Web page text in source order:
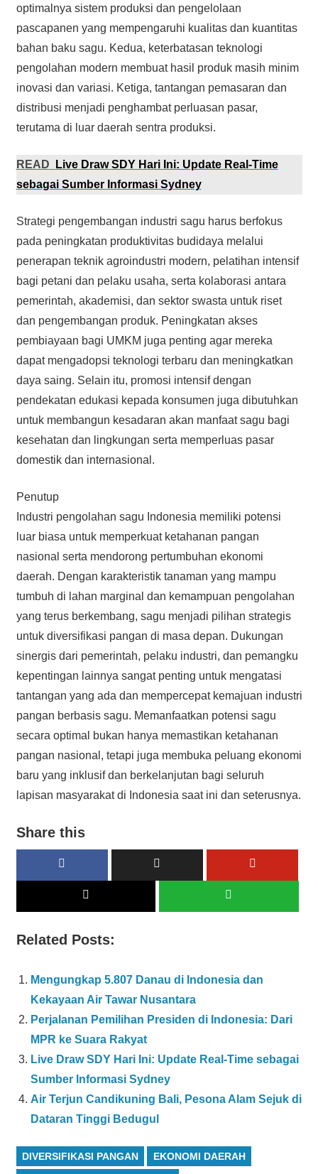
optimalnya sistem produksi dan pengelolaan
pascapanen yang mempengaruhi kualitas dan kuantitas
bahan baku sagu. Kedua, keterbatasan teknologi
pengolahan modern membuat hasil produk masih minim
inovasi dan variasi. Ketiga, tantangan pemasaran dan
distribusi menjadi penghambat perluasan pasar,
terutama di luar daerah sentra produksi.
READ
Live Draw SDY Hari Ini: Update Real-Time
sebagai Sumber Informasi Sydney
Strategi pengembangan industri sagu harus berfokus
pada peningkatan produktivitas budidaya melalui
penerapan teknik agroindustri modern, pelatihan intensif
bagi petani dan pelaku usaha, serta kolaborasi antara
pemerintah, akademisi, dan sektor swasta untuk riset
dan pengembangan produk. Peningkatan akses
pembiayaan bagi UMKM juga penting agar mereka
dapat mengadopsi teknologi terbaru dan meningkatkan
daya saing. Selain itu, promosi intensif dengan
pendekatan edukasi kepada konsumen juga dibutuhkan
untuk membangun kesadaran akan manfaat sagu bagi
kesehatan dan lingkungan serta memperluas pasar
domestik dan internasional.
Penutup
Industri pengolahan sagu Indonesia memiliki potensi
luar biasa untuk memperkuat ketahanan pangan
nasional serta mendorong pertumbuhan ekonomi
daerah. Dengan karakteristik tanaman yang mampu
tumbuh di lahan marginal dan kemampuan pengolahan
yang terus berkembang, sagu menjadi pilihan strategis
untuk diversifikasi pangan di masa depan. Dukungan
sinergis dari pemerintah, pelaku industri, dan pemangku
kepentingan lainnya sangat penting untuk mengatasi
tantangan yang ada dan mempercepat kemajuan industri
pangan berbasis sagu. Memanfaatkan potensi sagu
secara optimal bukan hanya memastikan ketahanan
pangan nasional, tetapi juga membuka peluang ekonomi
baru yang inklusif dan berkelanjutan bagi seluruh
lapisan masyarakat di Indonesia saat ini dan seterusnya.
Share this
Related Posts:
Mengungkap 5.807 Danau di Indonesia dan
Kekayaan Air Tawar Nusantara
Perjalanan Pemilihan Presiden di Indonesia: Dari
MPR ke Suara Rakyat
Live Draw SDY Hari Ini: Update Real-Time sebagai
Sumber Informasi Sydney
Air Terjun Candikuning Bali, Pesona Alam Sejuk di
Dataran Tinggi Bedugul
DIVERSIFIKASI PANGAN EKONOMI DAERAH